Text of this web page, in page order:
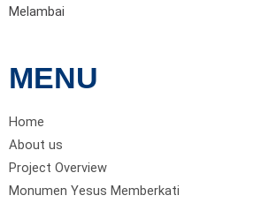
Melambai
MENU
Home
About us
Project Overview
Monumen Yesus Memberkati